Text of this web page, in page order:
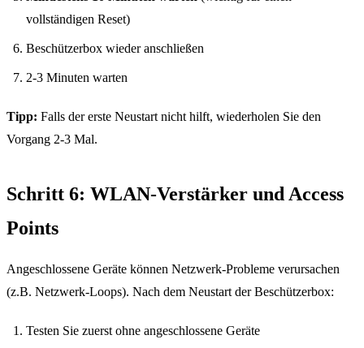
IP-Check
vollständigen Reset)
Beschützerbox wieder anschließen
2-3 Minuten warten
Tipp: Falls der erste Neustart nicht hilft, wiederholen Sie den
Vorgang 2-3 Mal.
Schritt 6: WLAN-Verstärker und Access
Points
Angeschlossene Geräte können Netzwerk-Probleme verursachen
(z.B. Netzwerk-Loops). Nach dem Neustart der Beschützerbox:
Testen Sie zuerst ohne angeschlossene Geräte